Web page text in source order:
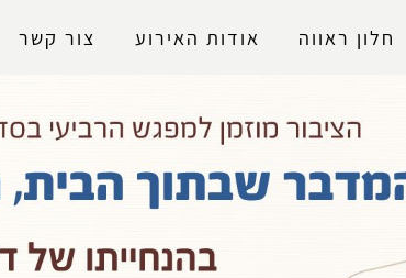
חלון ראווה אודות האירוע צור קשר